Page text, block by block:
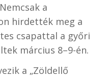
a
hirdették meg a
csapattal a győri
március 8–9-én.
a „Zöldellő